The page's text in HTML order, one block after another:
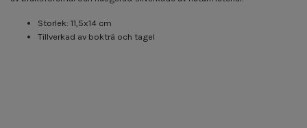
Storlek: 11,5x14 cm
Tillverkad av bokträ och tagel